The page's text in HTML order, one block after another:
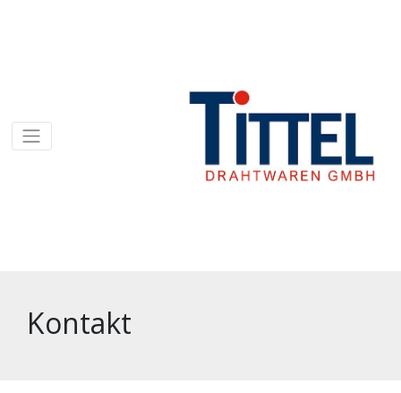
Kontakt